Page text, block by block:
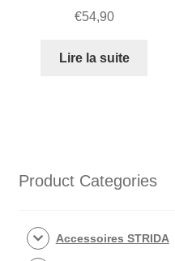
€54,90
Lire la suite
Product Categories
Accessoires STRIDA